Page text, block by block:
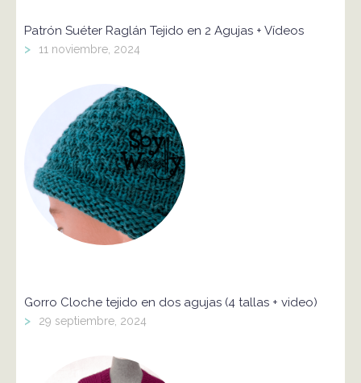
Patrón Suéter Raglán Tejido en 2 Agujas + Vídeos
> 11 noviembre, 2024
Gorro Cloche tejido en dos agujas (4 tallas + video)
> 29 septiembre, 2024